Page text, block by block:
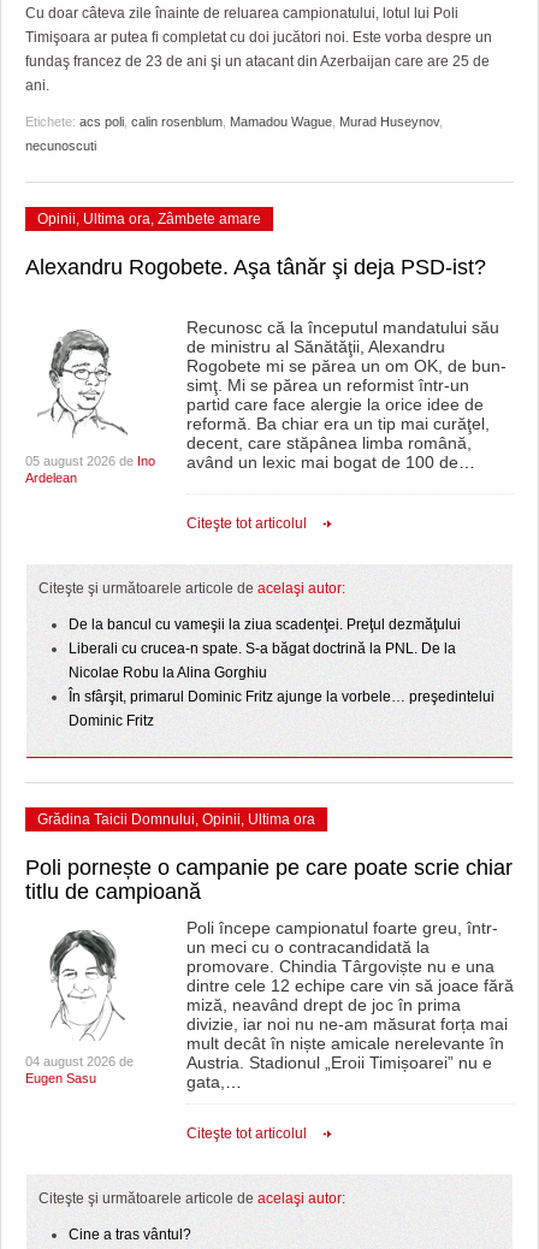
GRĂDINA TAICII DOMNULUI
ZIARISTU’ DE TERASĂ
FINANŢĂRI DE LA A LA Z
CRONICĂ DE FILM
UNDE MERGEM
CLIPURI VIDEO
ACCIDENTE
ANUNŢURI
CULTURA
CLIPURI VIDEO
JOCURI ONLINE
FARMACII DIN TIMIŞOARA
LICEE, ŞCOLI ŞI GRĂDINIŢE DIN TIMIŞ
PRIMĂRIILE DIN TIMIŞ
SFATUL MEDICULUI
Cu doar câteva zile înainte de reluarea campionatului, lotul lui Poli
Timişoara ar putea fi completat cu doi jucători noi. Este vorba despre un
fundaş francez de 23 de ani şi un atacant din Azerbaijan care are 25 de
ani.
Etichete: acs poli calin rosenblum Mamadou Wague Murad Huseynov,
necunoscuti
Opinii, Ultima ora, Zâmbete amare
Alexandru Rogobete. Aşa tânăr şi deja PSD-ist?
05 august 2026 de Ino
Ardelean
Recunosc că la începutul mandatului său
de ministru al Sănătăţii, Alexandru
Rogobete mi se părea un om OK, de bun-
simţ. Mi se părea un reformist într-un
partid care face alergie la orice idee de
reformă. Ba chiar era un tip mai curăţel,
decent, care stăpânea limba română,
având un lexic mai bogat de 100 de…
Citeşte tot articolul
Citeşte şi următoarele articole de acelaşi autor:
De la bancul cu vameşii la ziua scadenţei. Preţul dezmăţului
Liberali cu crucea-n spate. S-a băgat doctrină la PNL. De la
Nicolae Robu la Alina Gorghiu
În sfârşit, primarul Dominic Fritz ajunge la vorbele… preşedintelui
Dominic Fritz
Grădina Taicii Domnului, Opinii, Ultima ora
Poli pornește o campanie pe care poate scrie chiar
titlu de campioană
04 august 2026 de
Eugen Sasu
Poli începe campionatul foarte greu, într-
un meci cu o contracandidată la
promovare. Chindia Târgoviște nu e una
dintre cele 12 echipe care vin să joace fără
miză, neavând drept de joc în prima
divizie, iar noi nu ne-am măsurat forța mai
mult decât în niște amicale nerelevante în
Austria. Stadionul „Eroii Timișoarei” nu e
gata,…
Citeşte tot articolul
Citeşte şi următoarele articole de acelaşi autor:
Cine a tras vântul?